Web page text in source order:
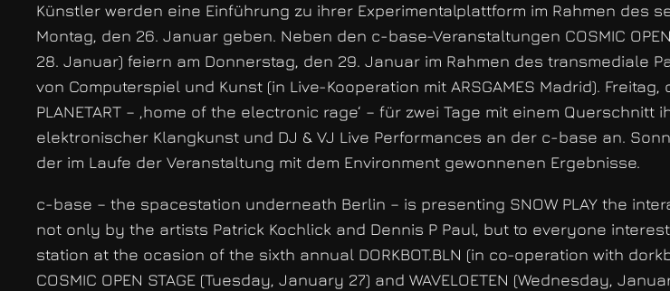
Künstler werden eine Einführung zu ihrer Experimentalplattform im Rahmen des
Montag, den 26. Januar geben. Neben den c-base-Veranstaltungen COSMIC
28. Januar) feiern am Donnerstag, den 29. Januar im Rahmen des transmediale
von Computerspiel und Kunst (in Live-Kooperation mit ARSGAMES Madrid).
PLANETART – ‚home of the electronic rage‘ – für zwei Tage mit einem
elektronischer Klangkunst und DJ & VJ Live Performances an der c-base an.
der im Laufe der Veranstaltung mit dem Environment gewonnenen Ergebnisse.
c-base – the spacestation underneath Berlin – is presenting SNOW PLAY the
not only by the artists Patrick Kochlick and Dennis P Paul, but to everyone
station at the ocasion of the sixth annual DORKBOT.BLN (in co-operation with
COSMIC OPEN STAGE (Tuesday, January 27) and WAVELOETEN (Wednesday,